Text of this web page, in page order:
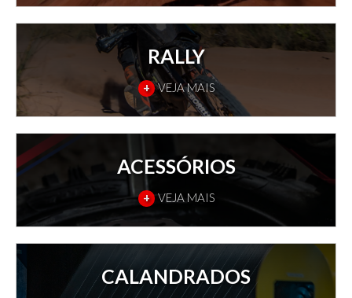
RALLY
+ VEJA MAIS
ACESSÓRIOS
+ VEJA MAIS
CALANDRADOS